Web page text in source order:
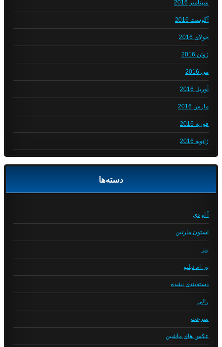
سپتامبر 2016
آگوست 2016
جولای 2016
ژوئن 2016
می 2016
آوریل 2016
مارس 2016
فوریه 2016
ژانویه 2016
دسته‌ها
آ او دی
استون مارتین
بنز
بی ام دبلیو
دسته‌بندی نشده
رالی
سرعت
عکس های ماشین